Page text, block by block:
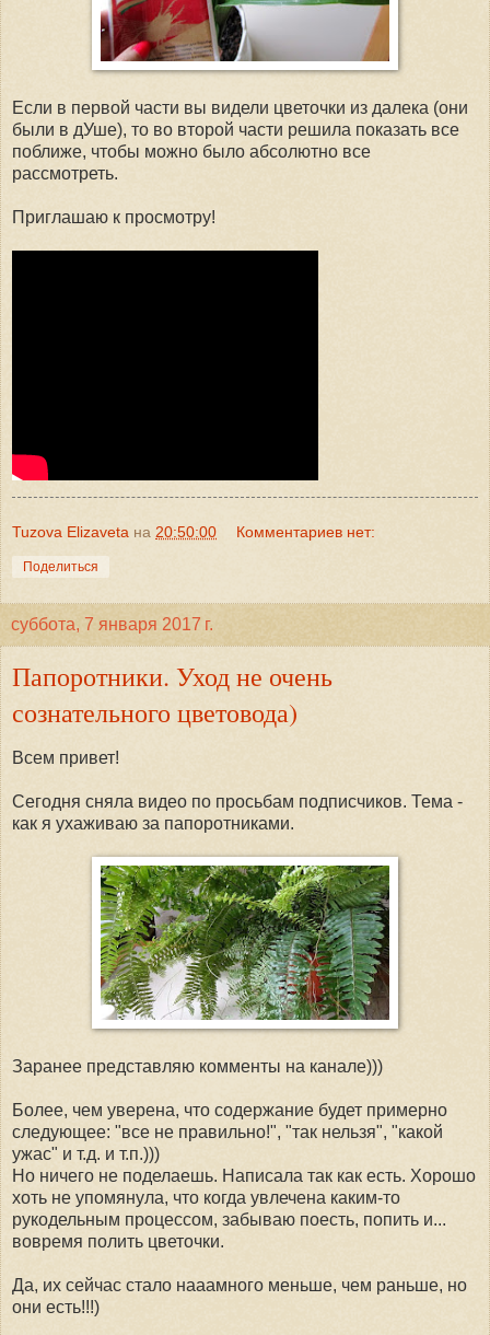
Если в первой части вы видели цветочки из далека (они
были в дУше), то во второй части решила показать все
поближе, чтобы можно было абсолютно все
рассмотреть.
Приглашаю к просмотру!
Tuzova Elizaveta на 20:50:00 Комментариев нет:
Поделиться
суббота, 7 января 2017 г.
Папоротники. Уход не очень
сознательного цветовода)
Всем привет!
Сегодня сняла видео по просьбам подписчиков. Тема -
как я ухаживаю за папоротниками.
Заранее представляю комменты на канале)))
Более, чем уверена, что содержание будет примерно
следующее: "все не правильно!", "так нельзя", "какой
ужас" и т.д. и т.п.)))
Но ничего не поделаешь. Написала так как есть. Хорошо
хоть не упомянула, что когда увлечена каким-то
рукодельным процессом, забываю поесть, попить и...
вовремя полить цветочки.
Да, их сейчас стало нааамного меньше, чем раньше, но
они есть!!!)